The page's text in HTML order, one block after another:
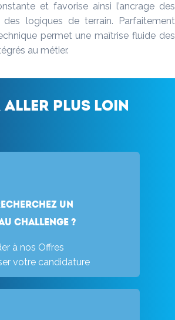
et favorise ainsi l’ancrage des
logiques de terrain. Parfaitement
permet une maîtrise fluide des
au métier.
aller plus loin
un
challenge ?
à nos Offres
votre candidature